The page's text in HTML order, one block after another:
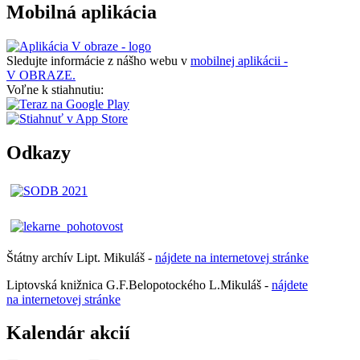
Mobilná aplikácia
Sledujte informácie z nášho webu v mobilnej aplikácii -
V OBRAZE.
Voľne k stiahnutiu:
Odkazy
Štátny archív Lipt. Mikuláš - nájdete na internetovej stránke
Liptovská knižnica G.F.Belopotockého L.Mikuláš - nájdete
na internetovej stránke
Kalendár akcií